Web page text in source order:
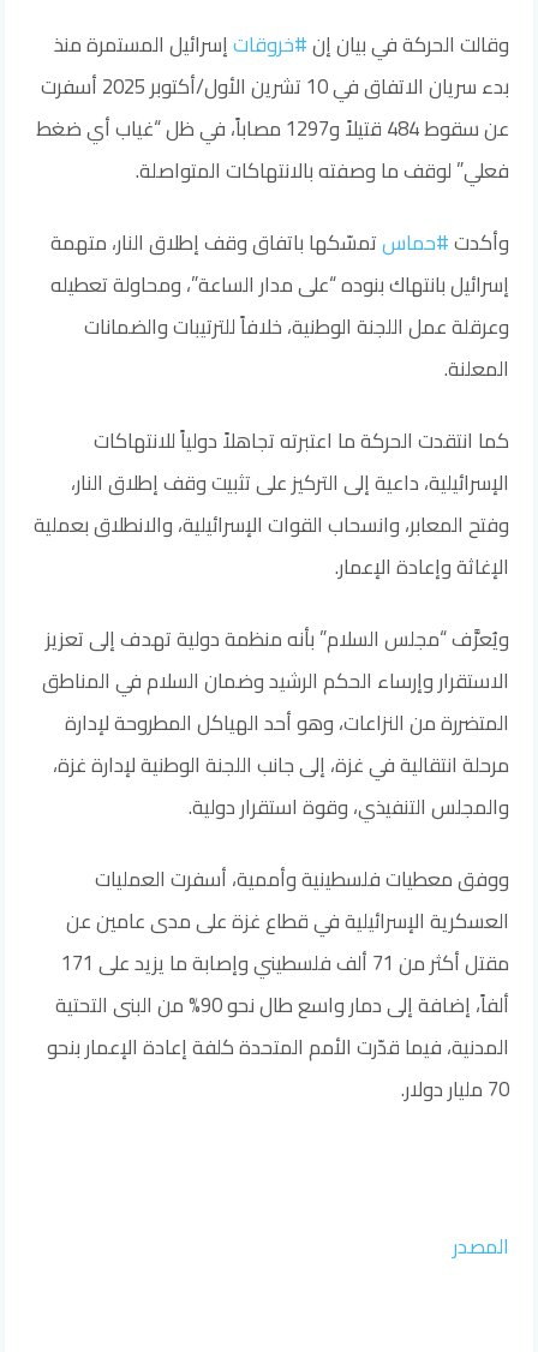
وقالت الحركة في بيان إن#خروقاتإسرائيل المستمرة منذ
بدء سريان الاتفاق في 10 تشرين الأول/أكتوبر 2025 أسفرت
عن سقوط 484 قتيلاً و1297 مصاباً، في ظل “غياب أي ضغط
فعلي” لوقف ما وصفته بالانتهاكات المتواصلة.
وأكدت#حماستمسّكها باتفاق وقف إطلاق النار، متهمة
إسرائيل بانتهاك بنوده “على مدار الساعة”، ومحاولة تعطيله
وعرقلة عمل اللجنة الوطنية، خلافاً للترتيبات والضمانات
المعلنة.
كما انتقدت الحركة ما اعتبرته تجاهلاً دولياً للانتهاكات
الإسرائيلية، داعية إلى التركيز على تثبيت وقف إطلاق النار،
وفتح المعابر، وانسحاب القوات الإسرائيلية، والانطلاق بعملية
الإغاثة وإعادة الإعمار.
ويُعرَّف “مجلس السلام” بأنه منظمة دولية تهدف إلى تعزيز
الاستقرار وإرساء الحكم الرشيد وضمان السلام في المناطق
المتضررة من النزاعات، وهو أحد الهياكل المطروحة لإدارة
مرحلة انتقالية في غزة، إلى جانب اللجنة الوطنية لإدارة غزة،
والمجلس التنفيذي، وقوة استقرار دولية.
ووفق معطيات فلسطينية وأممية، أسفرت العمليات
العسكرية الإسرائيلية في قطاع غزة على مدى عامين عن
مقتل أكثر من 71 ألف فلسطيني وإصابة ما يزيد على 171
ألفاً، إضافة إلى دمار واسع طال نحو 90% من البنى التحتية
المدنية، فيما قدّرت الأمم المتحدة كلفة إعادة الإعمار بنحو
70 مليار دولار.
المصدر